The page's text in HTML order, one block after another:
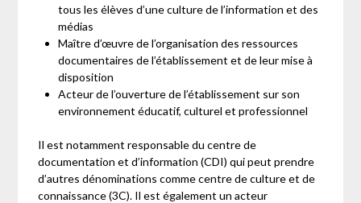
tous les élèves d’une culture de l’information et des
médias
Maître d’œuvre de l’organisation des ressources
documentaires de l’établissement et de leur mise à
disposition
Acteur de l’ouverture de l’établissement sur son
environnement éducatif, culturel et professionnel
Il est notamment responsable du centre de
documentation et d’information (CDI) qui peut prendre
d’autres dénominations comme centre de culture et de
connaissance (3C). Il est également un acteur